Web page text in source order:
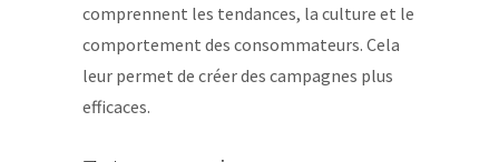
comprennent les tendances, la culture et le
comportement des consommateurs. Cela
leur permet de créer des campagnes plus
efficaces.